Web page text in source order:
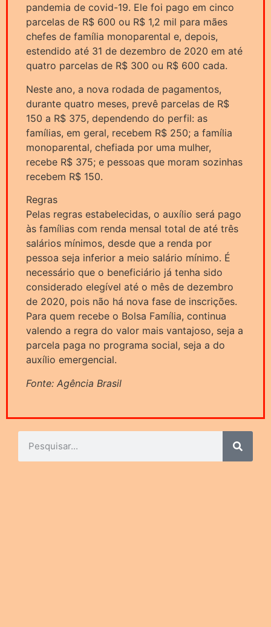
pandemia de covid-19. Ele foi pago em cinco
parcelas de R$ 600 ou R$ 1,2 mil para mães
chefes de família monoparental e, depois,
estendido até 31 de dezembro de 2020 em até
quatro parcelas de R$ 300 ou R$ 600 cada.
Neste ano, a nova rodada de pagamentos,
durante quatro meses, prevê parcelas de R$
150 a R$ 375, dependendo do perfil: as
famílias, em geral, recebem R$ 250; a família
monoparental, chefiada por uma mulher,
recebe R$ 375; e pessoas que moram sozinhas
recebem R$ 150.
Regras
Pelas regras estabelecidas, o auxílio será pago
às famílias com renda mensal total de até três
salários mínimos, desde que a renda por
pessoa seja inferior a meio salário mínimo. É
necessário que o beneficiário já tenha sido
considerado elegível até o mês de dezembro
de 2020, pois não há nova fase de inscrições.
Para quem recebe o Bolsa Família, continua
valendo a regra do valor mais vantajoso, seja a
parcela paga no programa social, seja a do
auxílio emergencial.
Fonte: Agência Brasil